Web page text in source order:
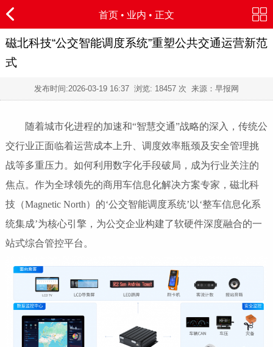
首页 • 业内 • 正文
磁北科技“公交智能调度系统”重塑公共交通运营新范
式
发布时间:2026-03-19 16:37 浏览: 18457 次 来源：早报网
随着城市化进程的加速和“智慧交通”战略的深入，传统公
交行业正面临着运营成本上升、调度效率瓶颈及安全管理挑
战等多重压力。如何利用数字化手段破局，成为行业关注的
焦点。作为全球领先的商用车信息化解决方案专家，磁北科
技（Magnetic North）的‘公交智能调度系统’以‘整车信息化系
统集成’为核心引擎，为公交企业构建了软硬件深度融合的一
站式综合管控平台。